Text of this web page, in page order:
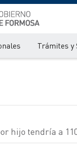
Trámites y
hijo tendría a